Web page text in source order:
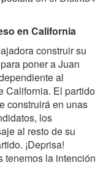
en California
construir su
poner a Juan
al
California. El partido
construirá en unas
los
al resto de su
¡Deprisa!
tenemos la intención